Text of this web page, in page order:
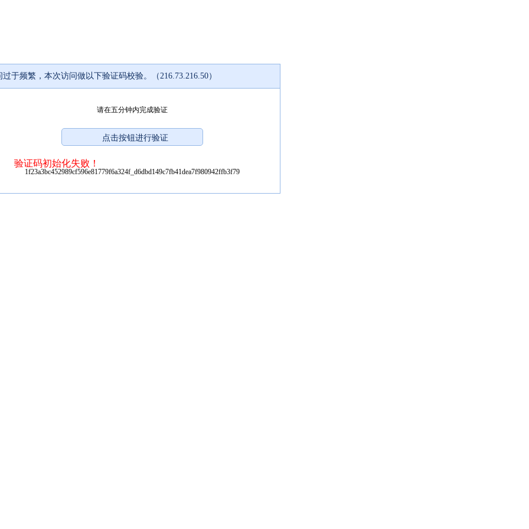
过于频繁，本次访问做以下验证码校验。（216.73.216.50）
请在五分钟内完成验证
验证码初始化失败！
1f23a3bc452989cf596e81779f6a324f_d6dbd149c7fb41dea7f980942ffb3f79